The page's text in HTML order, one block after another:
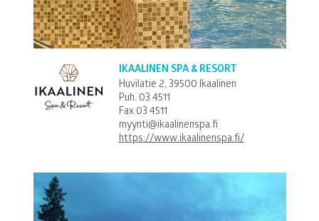
IKAALINEN SPA & RESORT
Huvilatie 2, 39500 Ikaalinen
Puh. 03 4511
Fax 03 4511
myynti@ikaalinenspa.fi
https://www.ikaalinenspa.fi/